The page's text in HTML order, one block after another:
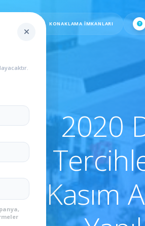
KONAKLAMA İMKANLARI
2020
Kasım